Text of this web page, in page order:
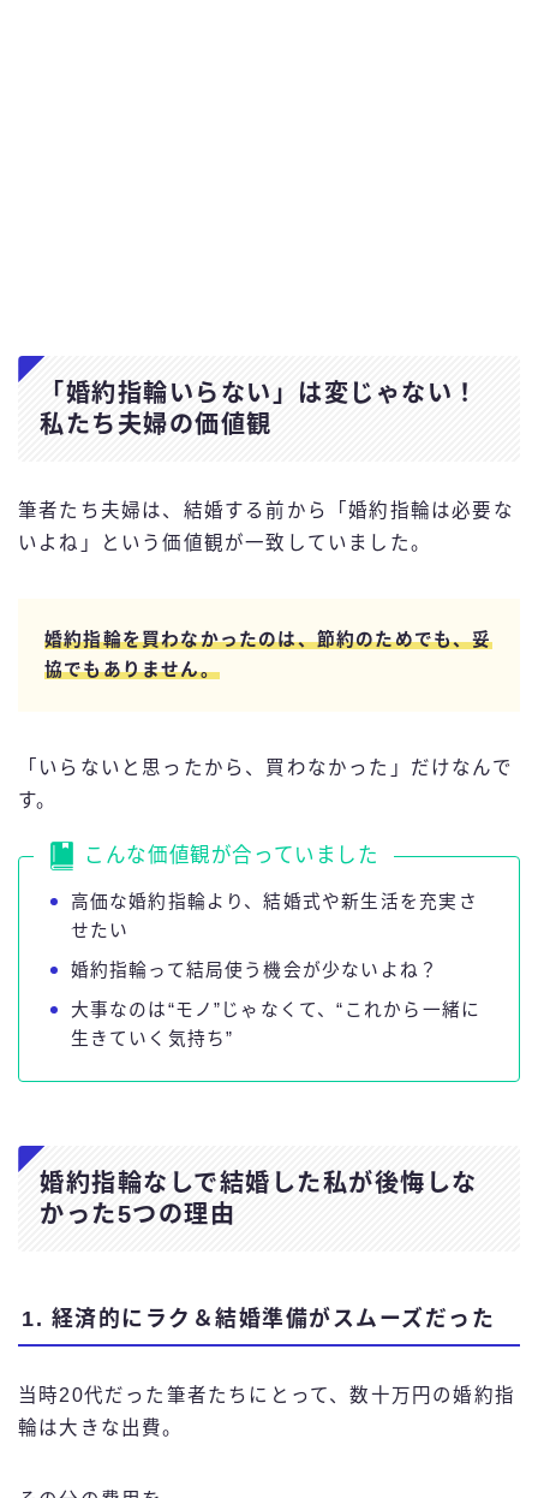
「婚約指輪いらない」は変じゃない！
私たち夫婦の価値観
筆者たち夫婦は、結婚する前から「婚約指輪は必要な
いよね」という価値観が一致していました。
婚約指輪を買わなかったのは、節約のためでも、妥
協でもありません。
「いらないと思ったから、買わなかった」だけなんで
す。
こんな価値観が合っていました
高価な婚約指輪より、結婚式や新生活を充実さ
せたい
婚約指輪って結局使う機会が少ないよね？
大事なのは“モノ”じゃなくて、“これから一緒に
生きていく気持ち”
婚約指輪なしで結婚した私が後悔しな
かった5つの理由
1. 経済的にラク＆結婚準備がスムーズだった
当時20代だった筆者たちにとって、数十万円の婚約指
輪は大きな出費。